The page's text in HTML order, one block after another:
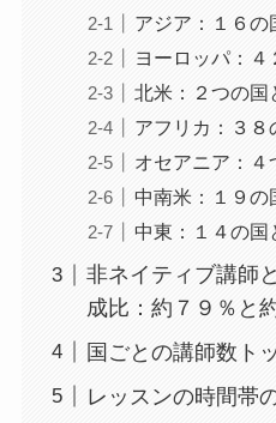
アジア：１６の
ヨーロッパ：４
北米：２つの国
アフリカ：３８
オセアニア：４
中南米：１９の
中東：１４の国
非ネイティブ講師
成比：約７９％と
国ごとの講師数ト
レッスンの時間帯